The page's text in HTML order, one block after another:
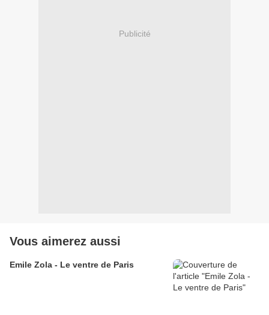
Publicité
Vous aimerez aussi
Emile Zola - Le ventre de Paris